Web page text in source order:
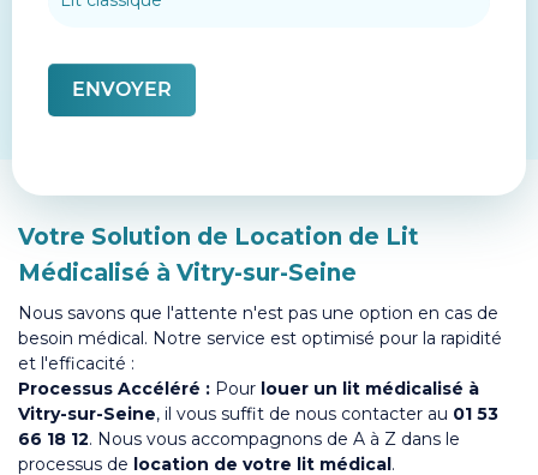
Votre Solution de Location de Lit
Médicalisé à Vitry-sur-Seine
Nous savons que l'attente n'est pas une option en cas de
besoin médical. Notre service est optimisé pour la rapidité
et l'efficacité :
Processus Accéléré : Pour louer un lit médicalisé à
Vitry-sur-Seine, il vous suffit de nous contacter au 01 53
66 18 12. Nous vous accompagnons de A à Z dans le
processus de location de votre lit médical.